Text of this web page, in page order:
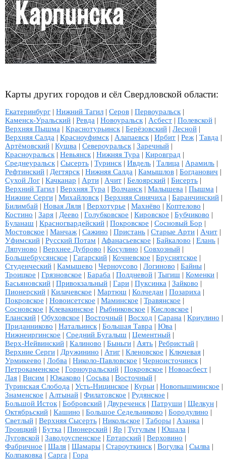
Карты других городов и сёл Свердловской области:
Екатеринбург | Нижний Тагил | Серов | Первоуральск|
Каменск-Уральский | Ревда | Новоуральск| Асбест | Полевской |
Верхняя Пышма | Краснотурьинск| Берёзовский | Лесной |
Верхняя Салда | Красноуфимск| Алапаевск| Ирбит | Реж| Тавда |
Артёмовский | Кушва | Североуральск| Заречный |
Красноуральск| Невьянск| Нижняя Тура | Кировград |
Среднеуральск| Сысерть | Туринск| Ивдель | Талица | Арамиль |
Рефтинский | Дегтярск| Нижняя Салда | Камышлов | Богданович |
Сухой Лог | Качканар | Арти | Ачит | Белоярский | Бисерть |
Верхний Тагил | Верхняя Тура | Волчанск| Малышева | Пышма |
Нижние Серги | Михайловск| Верхняя Синячиха | Баранчинский |
Билимбай | Новая Ляля | Верхотурье | Махнёво | Коптелово |
Костино | Заря | Деево | Голубковское | Кировское | Бубчиково |
Буланаш | Красногвардейский | Покровское | Сосновый Бор |
Мостовское | Манчаж| Сажино | Пристань | Старые Арти | Ачит |
Уфимский | Русский Потам | Афанасьевское | Байкалово | Елань |
Ляпуново | Верхнее Дуброво | Косулино | Совхозный |
Большебрусянское | Гагарский | Кочневское | Бруснятское |
Студенческий | Камышево | Черноусово | Логиново | Байны |
Троицкое | Грязновское | Бараба | Полдневой | Тыгиш | Коменки |
Басьяновский | Привокзальный | Гари | Пуксинка | Зайково |
Пионерский | Килачевское | Мартюш | Колчедан | Позариха |
Покровское | Новоисетское | Маминское | Травянское |
Сосновское | Клевакинское | Рыбниковское | Кисловское |
Еланский | Обуховское | Восточный | Восход | Сарана | Криулино |
Приданниково | Натальинск| Большая Тавра | Юва |
Нижнеиргинское | Средний Бугалыш | Цементный |
Верх-Нейвинский | Калиново | Быньги | Аять | Ребристый |
Верхние Серги | Дружинино | Атиг | Кленовское | Ключевая |
Урмикеево | Лобва | Николо-Павловское | Черноисточинск|
Петрокаменское | Горноуральский | Покровское | Новоасбест |
Лая | Висим | Южаково | Сосьва | Восточный |
Туринская Слобода | Усть-Ницинское | Курьи | Новопышминское |
Знаменское | Алтынай | Филатовское | Рудянское |
Большой Исток| Бобровский | Двуреченск| Патруши | Щелкун |
Октябрьский | Кашино | Большое Седельниково | Бородулино |
Светлый | Верхняя Сысерть | Никольское | Таборы | Азанка |
Троицкий | Бутка | Пионерский | Яр | Тугулым | Юшала |
Луговской | Заводоуспенское | Ертарский | Верховино |
Фабричное | Шаля | Шамары | Староуткинск| Вогулка | Сылва |
Колпаковка | Сарга | Гора